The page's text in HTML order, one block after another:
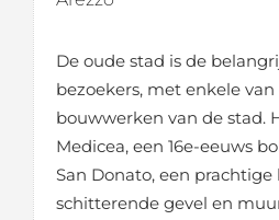
De oude stad is de
bezoekers, met enkele
bouwwerken van de stad.
Medicea, een 16e-eeuws
San Donato, een
schitterende gevel en